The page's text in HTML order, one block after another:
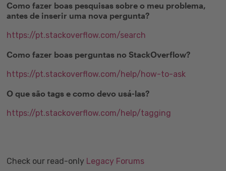
Como fazer boas pesquisas sobre o meu problema,
antes de inserir uma nova pergunta?
https://pt.stackoverflow.com/search
Como fazer boas perguntas no StackOverflow?
https://pt.stackoverflow.com/help/how-to-ask
O que são tags e como devo usá-las?
https://pt.stackoverflow.com/help/tagging
Check our read-only Legacy Forums